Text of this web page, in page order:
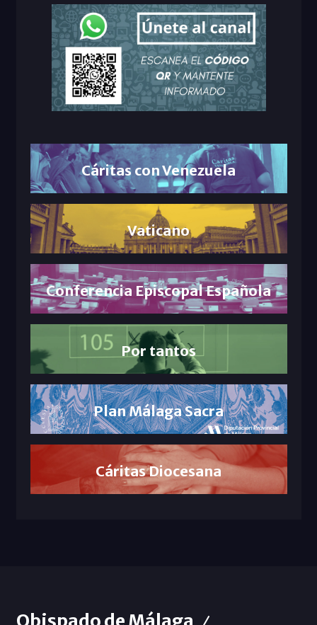
Cáritas con Venezuela
Vaticano
Conferencia Episcopal Española
Por tantos
Plan Málaga Sacra
Cáritas Diocesana